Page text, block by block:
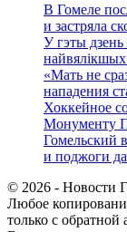
В Гомеле
и застряла
У гэты дзень
найвялікшых
«Мать не
нападения
Хоккейное
Монументу
Гомельский
и поджоги
© 2026 - Новости
Любое
только с обратной